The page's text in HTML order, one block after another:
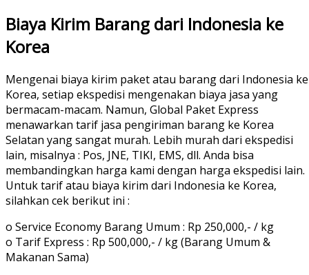
Biaya Kirim Barang dari Indonesia ke
Korea
Mengenai biaya kirim paket atau barang dari Indonesia ke
Korea, setiap ekspedisi mengenakan biaya jasa yang
bermacam-macam. Namun, Global Paket Express
menawarkan tarif jasa pengiriman barang ke Korea
Selatan yang sangat murah. Lebih murah dari ekspedisi
lain, misalnya : Pos, JNE, TIKI, EMS, dll. Anda bisa
membandingkan harga kami dengan harga ekspedisi lain.
Untuk tarif atau biaya kirim dari Indonesia ke Korea,
silahkan cek berikut ini :
o Service Economy Barang Umum : Rp 250,000,- / kg
o Tarif Express : Rp 500,000,- / kg (Barang Umum &
Makanan Sama)